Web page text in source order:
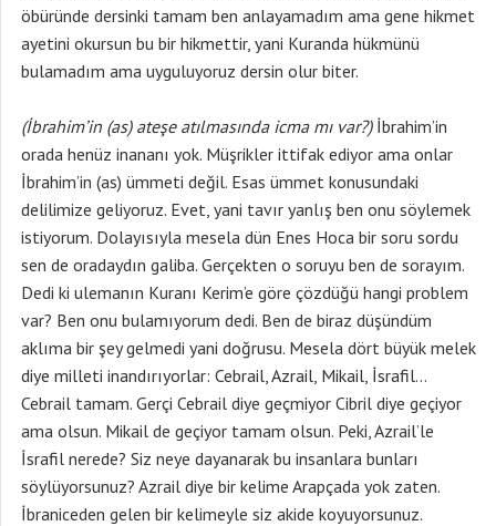
öbüründe dersinki tamam ben anlayamadım ama gene hikmet
ayetini okursun bu bir hikmettir, yani Kuranda hükmünü
bulamadım ama uyguluyoruz dersin olur biter.
(İbrahim’in (as) ateşe atılmasında icma mı var?)İbrahim’in
orada henüz inananı yok. Müşrikler ittifak ediyor ama onlar
İbrahim’in (as) ümmeti değil. Esas ümmet konusundaki
delilimize geliyoruz. Evet, yani tavır yanlış ben onu söylemek
istiyorum. Dolayısıyla mesela dün Enes Hoca bir soru sordu
sen de oradaydın galiba. Gerçekten o soruyu ben de sorayım.
Dedi ki ulemanın Kuranı Kerim’e göre çözdüğü hangi problem
var? Ben onu bulamıyorum dedi. Ben de biraz düşündüm
aklıma bir şey gelmedi yani doğrusu. Mesela dört büyük melek
diye milleti inandırıyorlar: Cebrail, Azrail, Mikail, İsrafil…
Cebrail tamam. Gerçi Cebrail diye geçmiyor Cibril diye geçiyor
ama olsun. Mikail de geçiyor tamam olsun. Peki, Azrail’le
İsrafil nerede? Siz neye dayanarak bu insanlara bunları
söylüyorsunuz? Azrail diye bir kelime Arapçada yok zaten.
İbraniceden gelen bir kelimeyle siz akide koyuyorsunuz.